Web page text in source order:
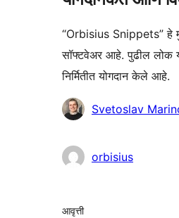
“Orbisius Snippets” हे
सॉफ्टवेअर आहे. पुढील लोक
निर्मितीत योगदान केले आहे.
योगदानकर्तेSvetoslav
orbisius
मेटा
आवृत्ती